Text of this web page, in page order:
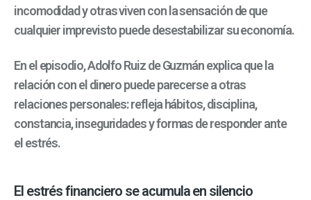
incomodidad y otras viven con la sensación de que
cualquier imprevisto puede desestabilizar su economía.
En el episodio, Adolfo Ruiz de Guzmán explica que la
relación con el dinero puede parecerse a otras
relaciones personales: refleja hábitos, disciplina,
constancia, inseguridades y formas de responder ante
el estrés.
El estrés financiero se acumula en silencio